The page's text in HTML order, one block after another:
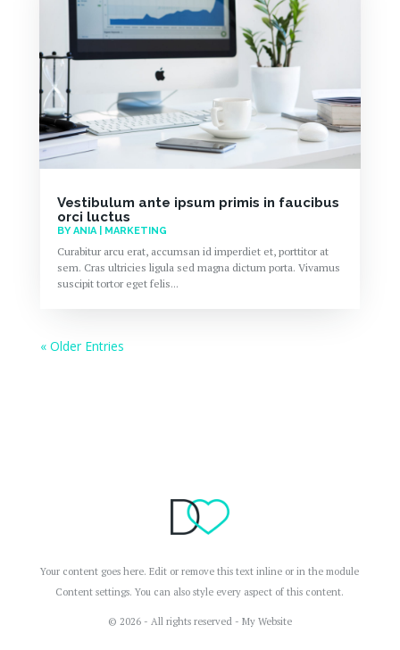
Vestibulum ante ipsum primis in faucibus
orci luctus
BYANIA| MARKETING
Curabitur arcu erat, accumsan id imperdiet et, porttitor at
sem. Cras ultricies ligula sed magna dictum porta. Vivamus
suscipit tortor eget felis...
« Older Entries
Your content goes here. Edit or remove this text inline or in the module
Content settings. You can also style every aspect of this content.
© 2026 - All rights reserved - My Website